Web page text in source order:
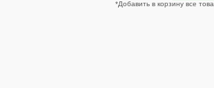
*Добавить в корзину все